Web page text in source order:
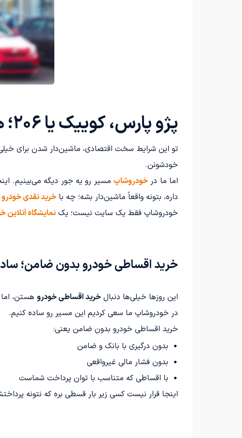
پژو پارس، کوییک یا ۲۰۶؛ هر ماشینی خواستی اقساطی و بدون ضامن ببر
تو این شرایط سخت اقتصادی، ماشین‌دار شدن برای
خودشونن.
اما ما درخودروشاپ مسیر رو یه جور دیگه می‌بینیم.
داره، بتونه واقعاً ماشین‌دار بشه؛ چه با خرید نقدی خودرو
خودروشاپ فقط یک سایت نیست؛ یک نمایشگاه آنلاین
خرید اقساطی خودرو بدون ضامن؛
این روزها خیلی‌ها دنبال خرید اقساطی خودرو هستن،
در خودروشاپ ما سعی کردیم این مسیر رو ساده کنیم.
خرید اقساطی خودرو بدون ضامن یعنی:
بدون درگیری با بانک و ضامن
بدون فشار مالی غیرواقعی
با اقساطی که متناسب با توان پرداخت شماست
اینجا قرار نیست کسی زیر بار قسطی بره که نتونه